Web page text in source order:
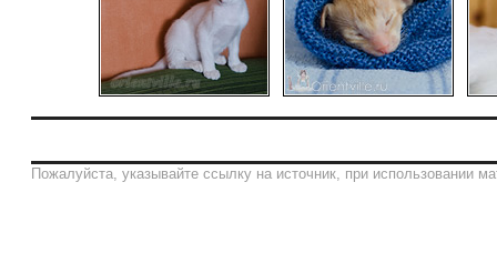
Пожалуйста, указывайте ссылку на источник, при использовании